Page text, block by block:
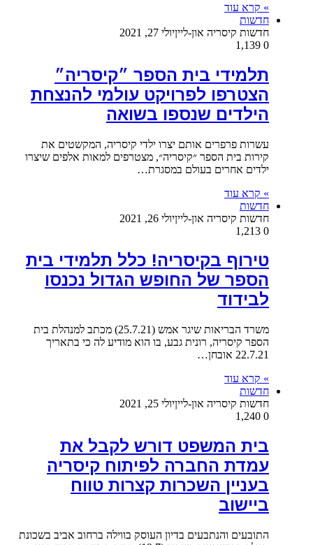
» קרא עוד
חדשות
חדשות קיסריה און-לייןיולי 27, 2021
0
תלמידי בית הספר ״קיסריה״
הצטרפו לפרויקט עולמי להנצחת
הילדים שנספו בשואה
עשרות פרפרים אותם יצרו ילדי קיסריה, המקשטים את
קירות בית הספר ״קיסריה״, מצטרפים למאות אלפים שיצרו
ילדים אחרים בעולם במסגרת…
» קרא עוד
חדשות
חדשות קיסריה און-לייןיולי 26, 2021
0
טירוף בקיסריה! כלל תלמידי בית
הספר של החופש הגדול נכנסו
לבידוד
משרד הבריאות שיגר אמש (25.7.21) מכתב למנהלת בית
הספר קיסריה, רונית גבע, בו הוא מודיע לה כי בתאריך
22.7.21 אובחן…
» קרא עוד
חדשות
חדשות קיסריה און-לייןיולי 25, 2021
0
בית המשפט דורש לקבל את
עמדת החברה לפיתוח קיסריה
בעניין השכרות קצרות טווח
ביישוב
התובעים והנתבעים בדיון העוסק בווילה ברחוב אביב בשכונת